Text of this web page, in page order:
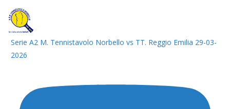
Serie A2 M. Tennistavolo Norbello vs TT. Reggio Emilia 29-03-
2026